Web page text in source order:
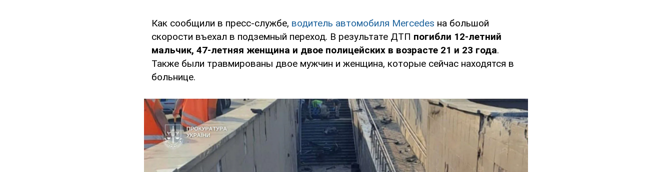
Как сообщили в пресс-службе, водитель автомобиля Mercedes на большой
скорости въехал в подземный переход. В результате ДТП погибли 12-летний
мальчик, 47-летняя женщина и двое полицейских в возрасте 21 и 23 года.
Также были травмированы двое мужчин и женщина, которые сейчас находятся в
больнице.